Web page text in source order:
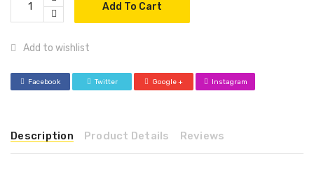
Add To Cart
Add to wishlist
Facebook Twitter Google + Instagram
Description Product Details Reviews